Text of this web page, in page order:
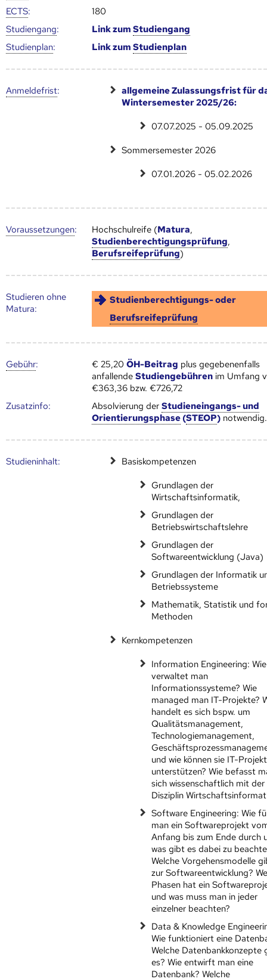
ECTS:
180
Studien­gang: Link zumStudien­gang
Studien­plan: Link zumStudien­plan
Anmelde­frist:
allgemeine Zulassungsfrist für
Wintersemester 2025/26:
07.07.2025 - 05.09.2025
Sommersemester 2026
07.01.2026 - 05.02.2026
Voraus­setzungen: Hochschulreife (Matura,
Studienberechtigungsprüfung,
Berufsreifeprüfung)
Studieren ohne
Matura:
Studienberechtigungs- oder
Berufsreifeprüfung
Gebühr: € 25,20ÖH-Beitrag plus gegebenenfalls
anfallendeStudiengebühren im Umfang
€363,36 bzw. €726,72
Zusatz­info:
Absolvierung derStudieneingangs- und
Orientierungsphase (STEOP) notwendig.
Studien­inhalt: Basiskompetenzen
Grundlagen der
Wirtschaftsinformatik,
Grundlagen der
Betriebswirtschaftslehre
Grundlagen der
Softwareentwicklung (Java)
Grundlagen der Informatik
Betriebssysteme
Mathematik, Statistik und
Methoden
Kernkompetenzen
Information Engineering: Wie
verwaltet man
Informationssysteme? Wie
managed man IT-Projekte?
handelt es sich bspw. um
Qualitätsmanagement,
Technologiemanagement,
und wie können sie IT-
unterstützen? Wie befasst
sich wissenschaftlich mit der
Disziplin
Software Engineering: Wie
man ein Softwareprojekt
Anfang bis zum Ende durch
was gibt es dabei zu
Welche Vorgehensmodelle
zur Softwareentwicklung?
Phasen hat ein
und was muss man in jeder
einzelner beachten?
Data & Knowledge
Wie funktioniert eine
Welche Datenbankkonzepte
es? Wie entwirft man eine
Datenbank? Welche